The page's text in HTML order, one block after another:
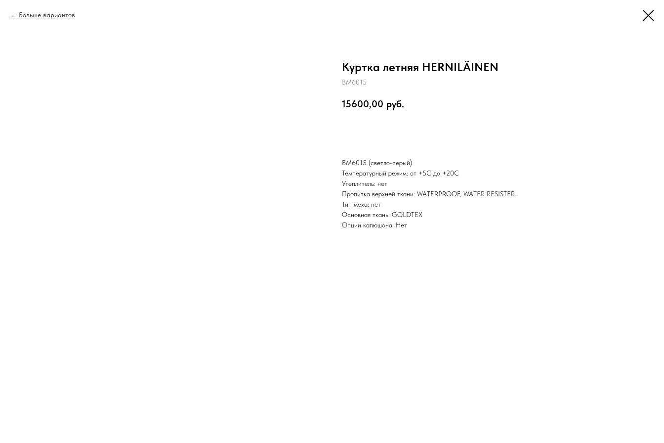
Больше вариантов
Куртка летняя HERNILÄINEN
BM6015
15600,00 руб.
BM6015 (светло-серый)
Температурный режим: от +5С до +20С
Утеплитель: нет
Пропитка верхней ткани: WATERPROOF, WATER RESISTER
Тип меха: нет
Основная ткань: GOLDTEX
Опции капюшона: Нет